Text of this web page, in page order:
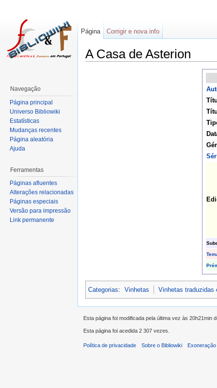
A Casa de Asterion
Categorias: Vinhetas Vinhetas traduzidas
Página Corrigir e nova info
Navegação
Página principal
Universo Bibliowiki
Estatísticas
Mudanças recentes
Página aleatória
Ajuda
Ferramentas
Páginas afluentes
Alterações relacionadas
Páginas especiais
Versão para impressão
Link permanente
Esta página foi modificada pela última vez às 20h21min
Esta página foi acedida 2 307 vezes.
Política de privacidade Sobre o Bibliowiki